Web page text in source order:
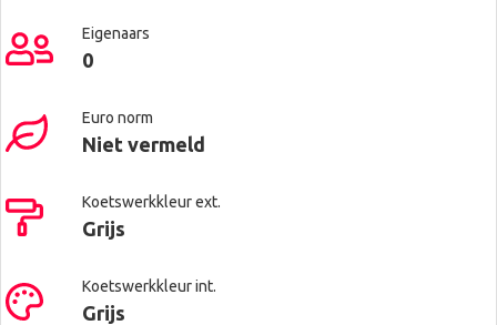
Eigenaars
0
Euro norm
Niet vermeld
Koetswerkkleur ext.
Grijs
Koetswerkkleur int.
Grijs